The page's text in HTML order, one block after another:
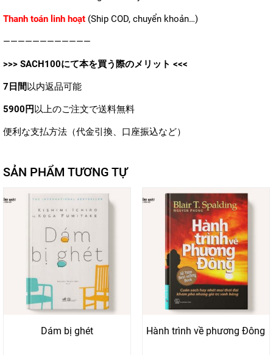
Thanh toán linh hoạt (Ship COD, chuyển khoản…)
————————————
>>> SACH100にて本を買う際のメリット <<<
7日間以内返品可能
5900円以上のご注文で送料無料
便利な支払方法（代金引換、口座振込など）
SẢN PHẨM TƯƠNG TỰ
Dám bị ghét Hành trình về phương Đông